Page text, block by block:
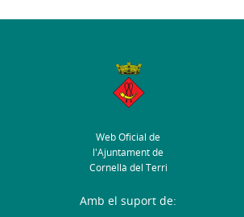
Web Oficial de
l'Ajuntament de
Cornellà del Terri
Amb el suport de: